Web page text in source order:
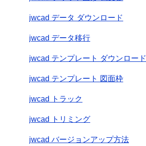
jwcad データ ダウンロード
jwcad データ移行
jwcad テンプレート ダウンロード
jwcad テンプレート 図面枠
jwcad トラック
jwcad トリミング
jwcad バージョンアップ方法